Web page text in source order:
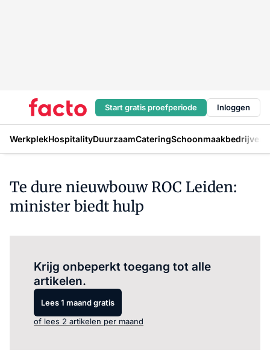
Start gratis proefperiode Inloggen
WerkplekHospitalityDuurzaamCateringSchoonmaakbedrijven
Te dure nieuwbouw ROC Leiden:
minister biedt hulp
Krijg onbeperkt toegang tot alle
artikelen.
Lees 1 maand gratis
of lees 2 artikelen per maand